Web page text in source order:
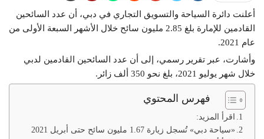
أعلنت دائرة السياحة والتسويق التجاري في دبي، أن عدد السائحين
القادمين للإمارة بلغ 2.85 مليون سائح خلال الأشهر السبعة الأولى من
عام 2021.
وأشارت، عبر تقرير رسمي، إلى أن عدد السائحين القادمين لدبي
خلال شهر يوليو 2021، بلغ نحو 350 ألف زائر.
فهرس المحتوي
اقرأ المزيد:
«سياحة دبي» تُسجل زيارة 1.67 مليون سائح حتى أبريل 2021